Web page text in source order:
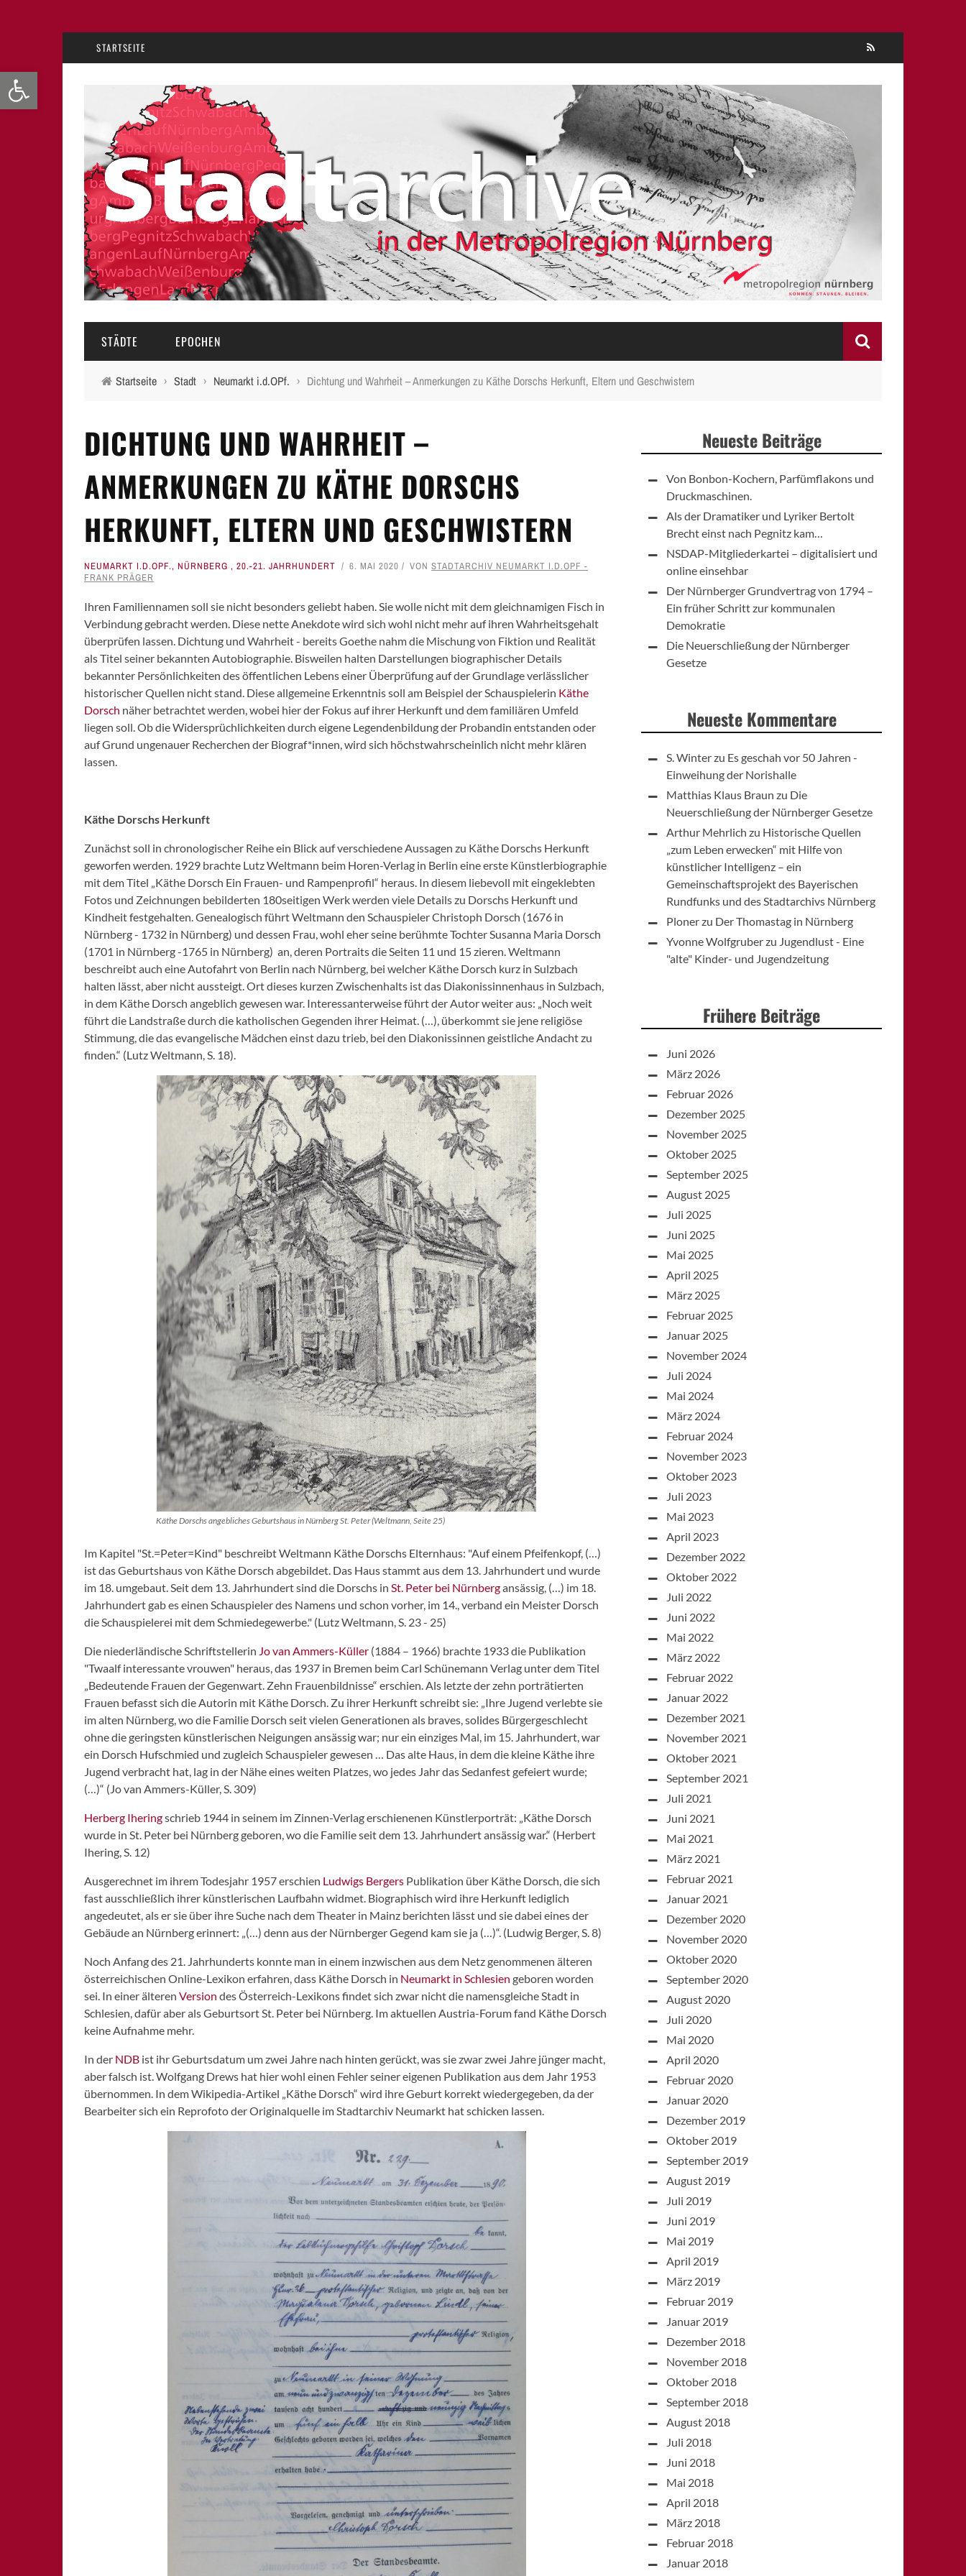
Werkzeugleiste öffnen
STARTSEITE
STÄDTE
BAMBERG
FÜRTH
LAUF A.D. PEGNITZ
NÜRNBERG
PEGNITZ
SCHWABACH
WEISSENBURG
ZIRNDORF
EPOCHEN
16.-18. JAHRHUNDERT
20.-21. JAHRHUNDERT
Startseite › Stadt › Neumarkt i.d.OPf. › Dichtung und Wahrheit – Anmerkungen zu Käthe Dorschs Herkunft, Eltern und Geschwistern
DICHTUNG UND WAHRHEIT –
ANMERKUNGEN ZU KÄTHE DORSCHS
HERKUNFT, ELTERN UND GESCHWISTERN
NEUMARKT I.D.OPF., NÜRNBERG , 20.-21. JAHRHUNDERT 6. MAI 2020 VON STADTARCHIV NEUMARKT I.D.OPF -
FRANK PRÄGER
Ihren Familiennamen soll sie nicht besonders geliebt haben. Sie wolle nicht mit dem gleichnamigen Fisch in
Verbindung gebracht werden. Diese nette Anekdote wird sich wohl nicht mehr auf ihren Wahrheitsgehalt
überprüfen lassen. Dichtung und Wahrheit - bereits Goethe nahm die Mischung von Fiktion und Realität
als Titel seiner bekannten Autobiographie. Bisweilen halten Darstellungen biographischer Details
bekannter Persönlichkeiten des öffentlichen Lebens einer Überprüfung auf der Grundlage verlässlicher
historischer Quellen nicht stand. Diese allgemeine Erkenntnis soll am Beispiel der Schauspielerin Käthe
Dorsch näher betrachtet werden, wobei hier der Fokus auf ihrer Herkunft und dem familiären Umfeld
liegen soll. Ob die Widersprüchlichkeiten durch eigene Legendenbildung der Probandin entstanden oder
auf Grund ungenauer Recherchen der Biograf*innen, wird sich höchstwahrscheinlich nicht mehr klären
lassen.
Käthe Dorschs Herkunft
Zunächst soll in chronologischer Reihe ein Blick auf verschiedene Aussagen zu Käthe Dorschs Herkunft
geworfen werden. 1929 brachte Lutz Weltmann beim Horen-Verlag in Berlin eine erste Künstlerbiographie
mit dem Titel „Käthe Dorsch Ein Frauen- und Rampenprofil“ heraus. In diesem liebevoll mit eingeklebten
Fotos und Zeichnungen bebilderten 180seitigen Werk werden viele Details zu Dorschs Herkunft und
Kindheit festgehalten. Genealogisch führt Weltmann den Schauspieler Christoph Dorsch (1676 in
Nürnberg - 1732 in Nürnberg) und dessen Frau, wohl eher seine berühmte Tochter Susanna Maria Dorsch
(1701 in Nürnberg -1765 in Nürnberg) an, deren Portraits die Seiten 11 und 15 zieren. Weltmann
beschreibt auch eine Autofahrt von Berlin nach Nürnberg, bei welcher Käthe Dorsch kurz in Sulzbach
halten lässt, aber nicht aussteigt. Ort dieses kurzen Zwischenhalts ist das Diakonissinnenhaus in Sulzbach,
in dem Käthe Dorsch angeblich gewesen war. Interessanterweise führt der Autor weiter aus: „Noch weit
führt die Landstraße durch die katholischen Gegenden ihrer Heimat. (…), überkommt sie jene religiöse
Stimmung, die das evangelische Mädchen einst dazu trieb, bei den Diakonissinnen geistliche Andacht zu
finden.“ (Lutz Weltmann, S. 18).
Käthe Dorschs angebliches Geburtshaus in Nürnberg St. Peter (Weltmann, Seite 25)
Im Kapitel "St.=Peter=Kind" beschreibt Weltmann Käthe Dorschs Elternhaus: "Auf einem Pfeifenkopf, (…)
ist das Geburtshaus von Käthe Dorsch abgebildet. Das Haus stammt aus dem 13. Jahrhundert und wurde
im 18. umgebaut. Seit dem 13. Jahrhundert sind die Dorschs in St. Peter bei Nürnbergansässig, (…) im 18.
Jahrhundert gab es einen Schauspieler des Namens und schon vorher, im 14., verband ein Meister Dorsch
die Schauspielerei mit dem Schmiedegewerbe." (Lutz Weltmann, S. 23 - 25)
Die niederländische Schriftstellerin Jo van Ammers-Küller (1884 – 1966) brachte 1933 die Publikation
"Twaalf interessante vrouwen" heraus, das 1937 in Bremen beim Carl Schünemann Verlag unter dem Titel
„Bedeutende Frauen der Gegenwart. Zehn Frauenbildnisse“ erschien. Als letzte der zehn porträtierten
Frauen befasst sich die Autorin mit Käthe Dorsch. Zu ihrer Herkunft schreibt sie: „Ihre Jugend verlebte sie
im alten Nürnberg, wo die Familie Dorsch seit vielen Generationen als braves, solides Bürgergeschlecht
ohne die geringsten künstlerischen Neigungen ansässig war; nur ein einziges Mal, im 15. Jahrhundert, war
ein Dorsch Hufschmied und zugleich Schauspieler gewesen … Das alte Haus, in dem die kleine Käthe ihre
Jugend verbracht hat, lag in der Nähe eines weiten Platzes, wo jedes Jahr das Sedanfest gefeiert wurde;
(…)“ (Jo van Ammers-Küller, S. 309)
Herberg Iheringschrieb 1944 in seinem im Zinnen-Verlag erschienenen Künstlerporträt: „Käthe Dorsch
wurde in St. Peter bei Nürnberg geboren, wo die Familie seit dem 13. Jahrhundert ansässig war.“ (Herbert
Ihering, S. 12)
Ausgerechnet im ihrem Todesjahr 1957 erschien Ludwigs Bergers Publikation über Käthe Dorsch, die sich
fast ausschließlich ihrer künstlerischen Laufbahn widmet. Biographisch wird ihre Herkunft lediglich
angedeutet, als er sie über ihre Suche nach dem Theater in Mainz berichten lässt und sie dabei eines der
Gebäude an Nürnberg erinnert: „(…) denn aus der Nürnberger Gegend kam sie ja (…)“. (Ludwig Berger, S. 8)
Noch Anfang des 21. Jahrhunderts konnte man in einem inzwischen aus dem Netz genommenen älteren
österreichischen Online-Lexikon erfahren, dass Käthe Dorsch in Neumarkt in Schlesien geboren worden
sei. In einer älteren Version des Österreich-Lexikons findet sich zwar nicht die namensgleiche Stadt in
Schlesien, dafür aber als Geburtsort St. Peter bei Nürnberg. Im aktuellen Austria-Forum fand Käthe Dorsch
keine Aufnahme mehr.
In der NDB ist ihr Geburtsdatum um zwei Jahre nach hinten gerückt, was sie zwar zwei Jahre jünger macht,
aber falsch ist. Wolfgang Drews hat hier wohl einen Fehler seiner eigenen Publikation aus dem Jahr 1953
übernommen. In dem Wikipedia-Artikel „Käthe Dorsch“ wird ihre Geburt korrekt wiedergegeben, da der
Bearbeiter sich ein Reprofoto der Originalquelle im Stadtarchiv Neumarkt hat schicken lassen.
Neueste Beiträge
Von Bonbon-Kochern, Parfümflakons und
Druckmaschinen.
Als der Dramatiker und Lyriker Bertolt
Brecht einst nach Pegnitz kam…
NSDAP-Mitgliederkartei – digitalisiert und
online einsehbar
Der Nürnberger Grundvertrag von 1794 –
Ein früher Schritt zur kommunalen
Demokratie
Die Neuerschließung der Nürnberger
Gesetze
Neueste Kommentare
S. Winterzu Es geschah vor 50 Jahren -
Einweihung der Norishalle
Matthias Klaus Braun zu Die
Neuerschließung der Nürnberger Gesetze
Arthur Mehrlich zu Historische Quellen
„zum Leben erwecken“ mit Hilfe von
künstlicher Intelligenz – ein
Gemeinschaftsprojekt des Bayerischen
Rundfunks und des Stadtarchivs Nürnberg
Plonerzu Der Thomastag in Nürnberg
Yvonne Wolfgruberzu Jugendlust - Eine
"alte" Kinder- und Jugendzeitung
Frühere Beiträge
Juni 2026
März 2026
Februar 2026
Dezember 2025
November 2025
Oktober 2025
September 2025
August 2025
Juli 2025
Juni 2025
Mai 2025
April 2025
März 2025
Februar 2025
Januar 2025
November 2024
Juli 2024
Mai 2024
März 2024
Februar 2024
November 2023
Oktober 2023
Juli 2023
Mai 2023
April 2023
Dezember 2022
Oktober 2022
Juli 2022
Juni 2022
Mai 2022
März 2022
Februar 2022
Januar 2022
Dezember 2021
November 2021
Oktober 2021
September 2021
Juli 2021
Juni 2021
Mai 2021
März 2021
Februar 2021
Januar 2021
Dezember 2020
November 2020
Oktober 2020
September 2020
August 2020
Juli 2020
Mai 2020
April 2020
Februar 2020
Januar 2020
Dezember 2019
Oktober 2019
September 2019
August 2019
Juli 2019
Juni 2019
Mai 2019
April 2019
März 2019
Februar 2019
Januar 2019
Dezember 2018
November 2018
Oktober 2018
September 2018
August 2018
Juli 2018
Juni 2018
Mai 2018
April 2018
März 2018
Februar 2018
Januar 2018